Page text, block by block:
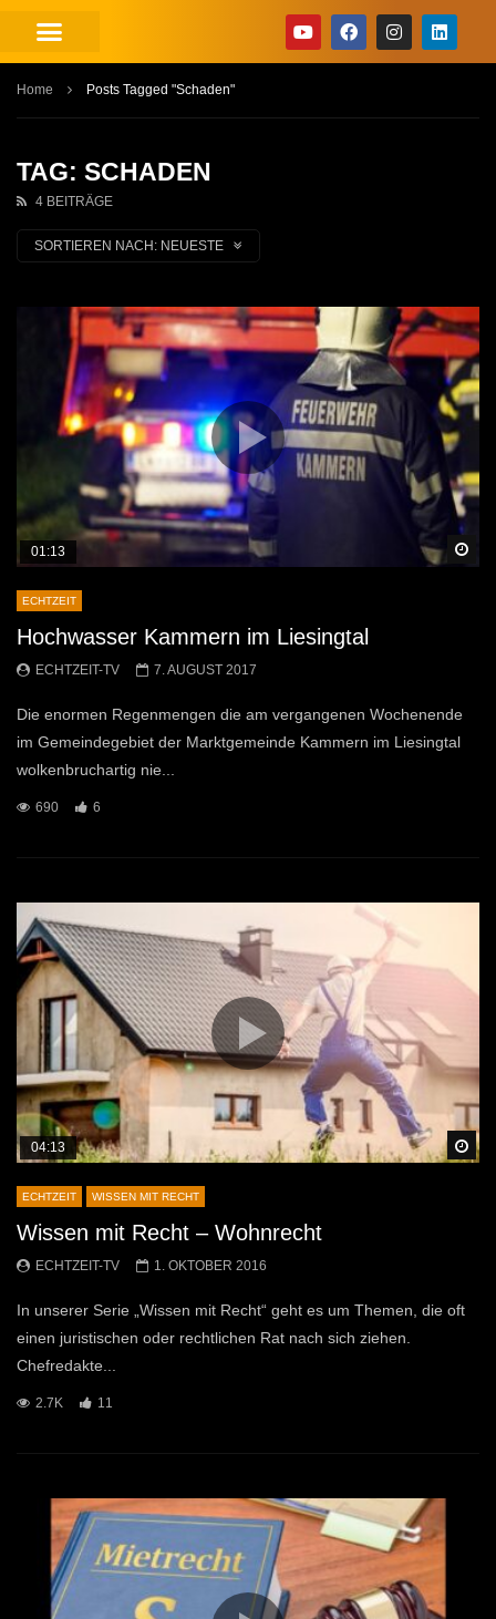
Home Posts Tagged "Schaden"
TAG: SCHADEN
4 BEITRÄGE
SORTIEREN NACH: NEUESTE
01:13
ECHTZEIT
Hochwasser Kammern im Liesingtal
ECHTZEIT-TV 7. AUGUST 2017
Die enormen Regenmengen die am vergangenen Wochenende
im Gemeindegebiet der Marktgemeinde Kammern im Liesingtal
wolkenbruchartig nie...
690 6
04:13
ECHTZEIT WISSEN MIT RECHT
Wissen mit Recht – Wohnrecht
ECHTZEIT-TV 1. OKTOBER 2016
In unserer Serie „Wissen mit Recht“ geht es um Themen, die oft
einen juristischen oder rechtlichen Rat nach sich ziehen.
Chefredakte...
2.7K 11